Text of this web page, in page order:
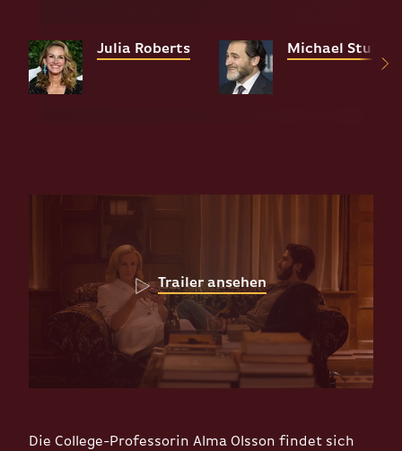
Julia Roberts Michael
Trailer ansehen
Die College-Professorin Alma Olsson findet sich